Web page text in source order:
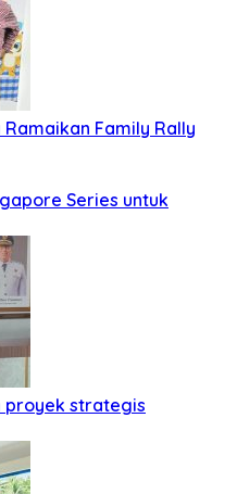
Family Rally
Series untuk
proyek strategis